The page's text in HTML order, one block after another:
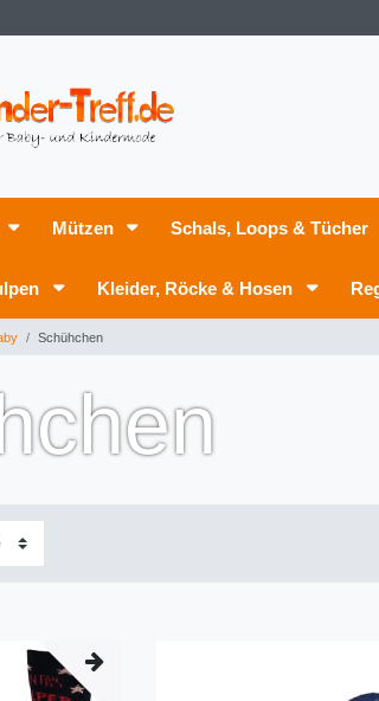
Mützen Schals, Loops & Tücher
Kleider, Röcke & Hosen
Schühchen